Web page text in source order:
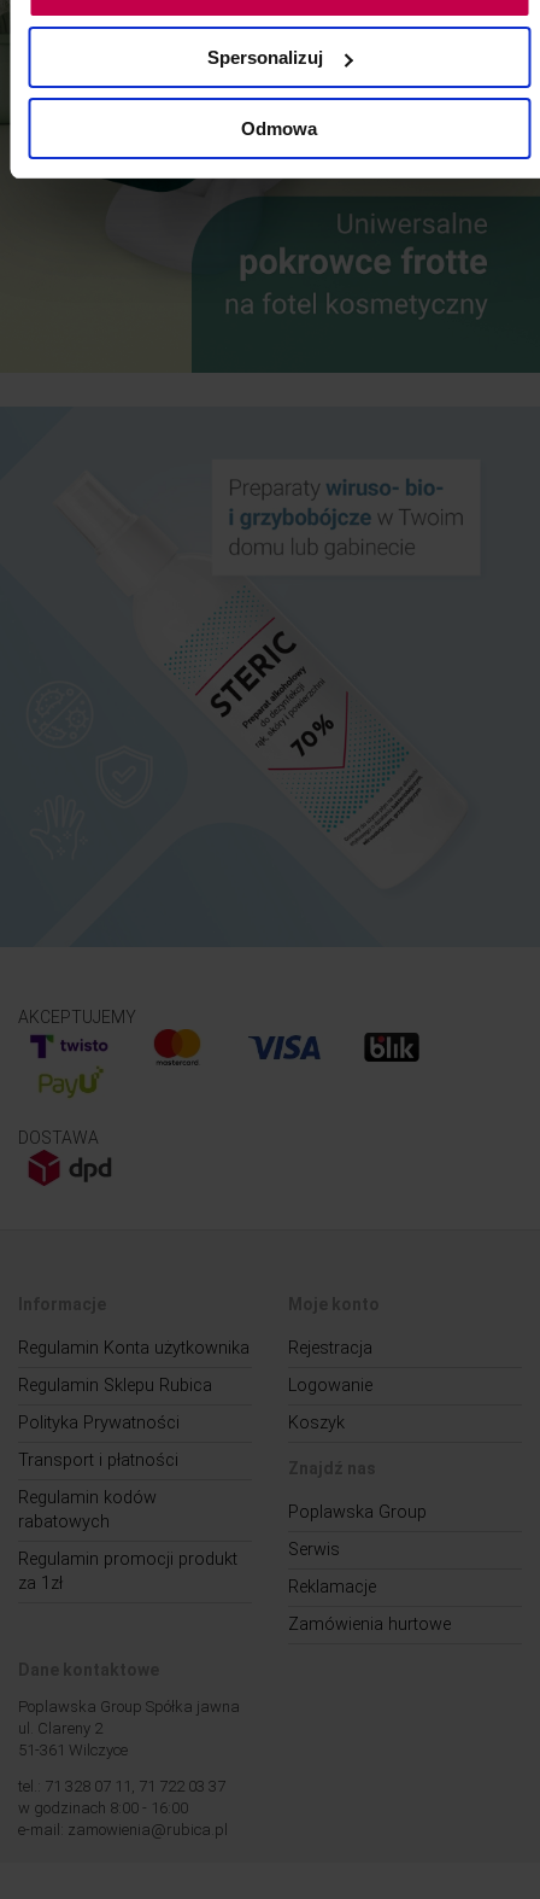
Spersonalizuj
Odmowa
AKCEPTUJEMY
DOSTAWA
Informacje
Regulamin Konta użytkownika
Regulamin Sklepu Rubica
Polityka Prywatności
Transport i płatności
Regulamin kodów
rabatowych
Regulamin promocji produkt
za 1zł
Moje konto
Rejestracja
Logowanie
Koszyk
Znajdź nas
Poplawska Group
Serwis
Reklamacje
Zamówienia hurtowe
Dane kontaktowe
Poplawska Group Spółka jawna
ul. Clareny 2
51-361 Wilczyce
tel.: 71 328 07 11, 71 722 03 37
w godzinach 8:00 - 16:00
e-mail: zamowienia@rubica.pl